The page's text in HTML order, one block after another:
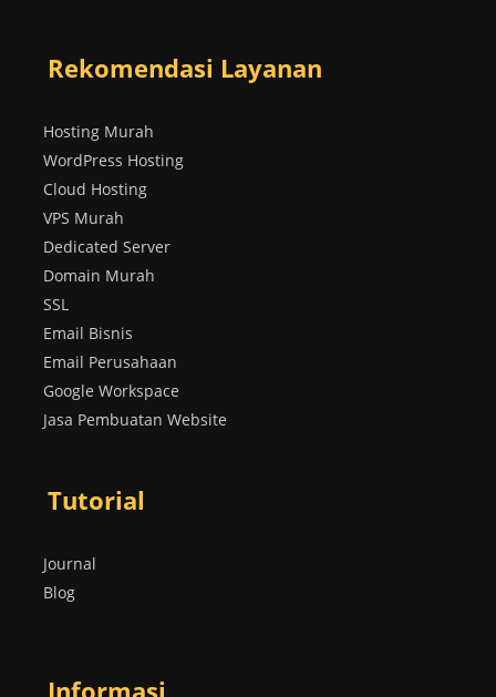
Rekomendasi Layanan
Hosting Murah
WordPress Hosting
Cloud Hosting
VPS Murah
Dedicated Server
Domain Murah
SSL
Email Bisnis
Email Perusahaan
Google Workspace
Jasa Pembuatan Website
Tutorial
Journal
Blog